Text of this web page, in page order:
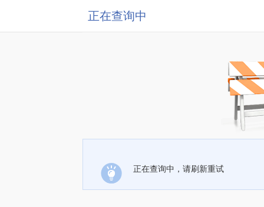
正在查询中
正在查询中，请刷新重试